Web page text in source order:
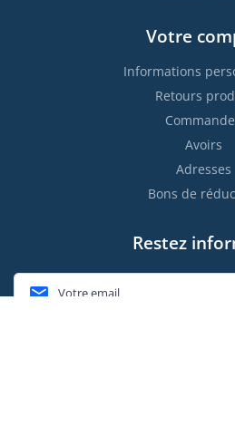
Votre
Informations
Retours
Avoirs
Adresses
Bons de
Restez
